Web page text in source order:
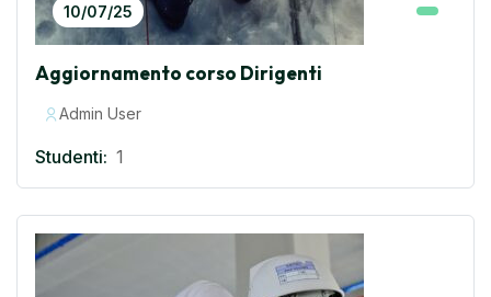
10/07/25
Aggiornamento corso Dirigenti
Admin User
Studenti: 1